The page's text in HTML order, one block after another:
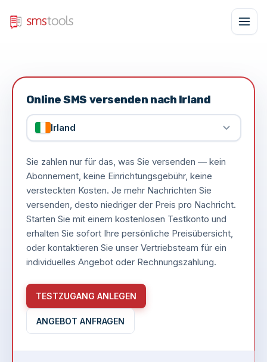
Online SMS versenden nach Irland
Irland
Sie zahlen nur für das, was Sie versenden — kein
Abonnement, keine Einrichtungsgebühr, keine
versteckten Kosten. Je mehr Nachrichten Sie
versenden, desto niedriger der Preis pro Nachricht.
Starten Sie mit einem kostenlosen Testkonto und
erhalten Sie sofort Ihre persönliche Preisübersicht,
oder kontaktieren Sie unser Vertriebsteam für ein
individuelles Angebot oder Rechnungszahlung.
TESTZUGANG ANLEGEN
ANGEBOT ANFRAGEN